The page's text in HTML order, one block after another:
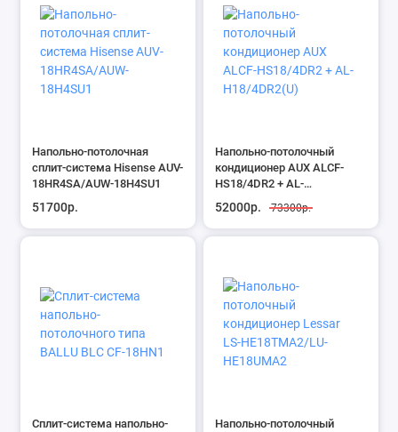
Напольно-потолочная
сплит-система Hisense AUV-
18HR4SA/AUW-18H4SU1
51700р.
Напольно-потолочный
кондиционер AUX ALCF-
HS18/4DR2 + AL-
H18/4DR2(U)
52000р. 73300р.
Сплит-система напольно-
Напольно-потолочный